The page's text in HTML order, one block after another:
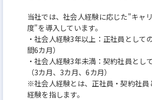
当社では、社会人経験に応じた"キャ
度"を導入しています。
・社会人経験3年以上：正社員として
間6カ月）
・社会人経験3年未満：契約社員とし
（3カ月、3カ月、6カ月）
※社会人経験とは、正社員・契約社員
経験を指します。